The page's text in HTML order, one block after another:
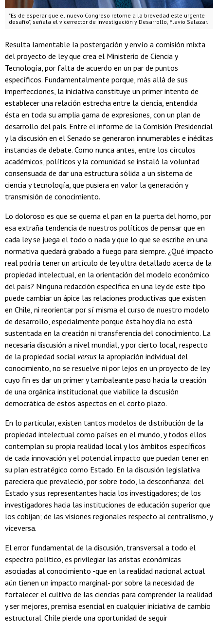
"Es de esperar que el nuevo Congreso retome a la brevedad este urgente
desafío", señala el vicerrector de Investigación y Desarrollo, Flavio Salazar.
Resulta lamentable la postergación y envío a comisión mixta
del proyecto de ley que crea el Ministerio de Ciencia y
Tecnología, por falta de acuerdo en un par de puntos
específicos. Fundamentalmente porque, más allá de sus
imperfecciones, la iniciativa constituye un primer intento de
establecer una relación estrecha entre la ciencia, entendida
ésta en toda su amplia gama de expresiones, con un plan de
desarrollo del país. Entre el informe de la Comisión Presidencial
y la discusión en el Senado se generaron innumerables e inéditas
instancias de debate. Como nunca antes, entre los círculos
académicos, políticos y la comunidad se instaló la voluntad
consensuada de dar una estructura sólida a un sistema de
ciencia y tecnología, que pusiera en valor la generación y
transmisión de conocimiento.
Lo doloroso es que se quema el pan en la puerta del horno, por
esa extraña tendencia de nuestros políticos de pensar que en
cada ley se juega el todo o nada y que lo que se escribe en una
normativa quedará grabado a fuego para siempre. ¿Qué impacto
real podría tener un artículo de ley ultra detallado acerca de la
propiedad intelectual, en la orientación del modelo económico
del país? Ninguna redacción específica en una ley de este tipo
puede cambiar un ápice las relaciones productivas que existen
en Chile, ni reorientar por sí misma el curso de nuestro modelo
de desarrollo, especialmente porque ésta hoy día no está
sustentada en la creación ni transferencia del conocimiento. La
necesaria discusión a nivel mundial, y por cierto local, respecto
de la propiedad social versusla apropiación individual del
conocimiento, no se resuelve ni por lejos en un proyecto de ley
cuyo fin es dar un primer y tambaleante paso hacia la creación
de una orgánica institucional que viabilice la discusión
democrática de estos aspectos en el corto plazo.
En lo particular, existen tantos modelos de distribución de la
propiedad intelectual como países en el mundo, y todos ellos
contemplan su propia realidad local y los ámbitos específicos
de cada innovación y el potencial impacto que puedan tener en
su plan estratégico como Estado. En la discusión legislativa
pareciera que prevaleció, por sobre todo, la desconfianza; del
Estado y sus representantes hacia los investigadores; de los
investigadores hacia las instituciones de educación superior que
los cobijan; de las visiones regionales respecto al centralismo, y
viceversa.
El error fundamental de la discusión, transversal a todo el
espectro político, es privilegiar las aristas económicas
asociadas al conocimiento -que en la realidad nacional actual
aún tienen un impacto marginal- por sobre la necesidad de
fortalecer el cultivo de las ciencias para comprender la realidad
y ser mejores, premisa esencial en cualquier iniciativa de cambio
estructural. Chile pierde una oportunidad de seguir